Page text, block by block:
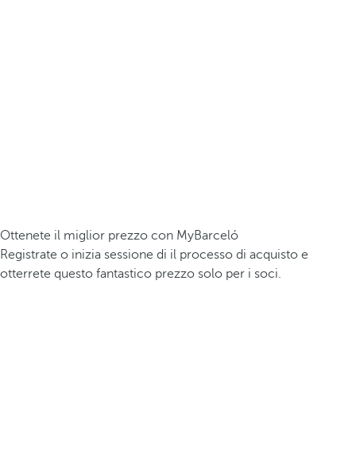
Ottenete il miglior prezzo con MyBarceló
Registrate o inizia sessione di il processo di acquisto e
otterrete questo fantastico prezzo solo per i soci.